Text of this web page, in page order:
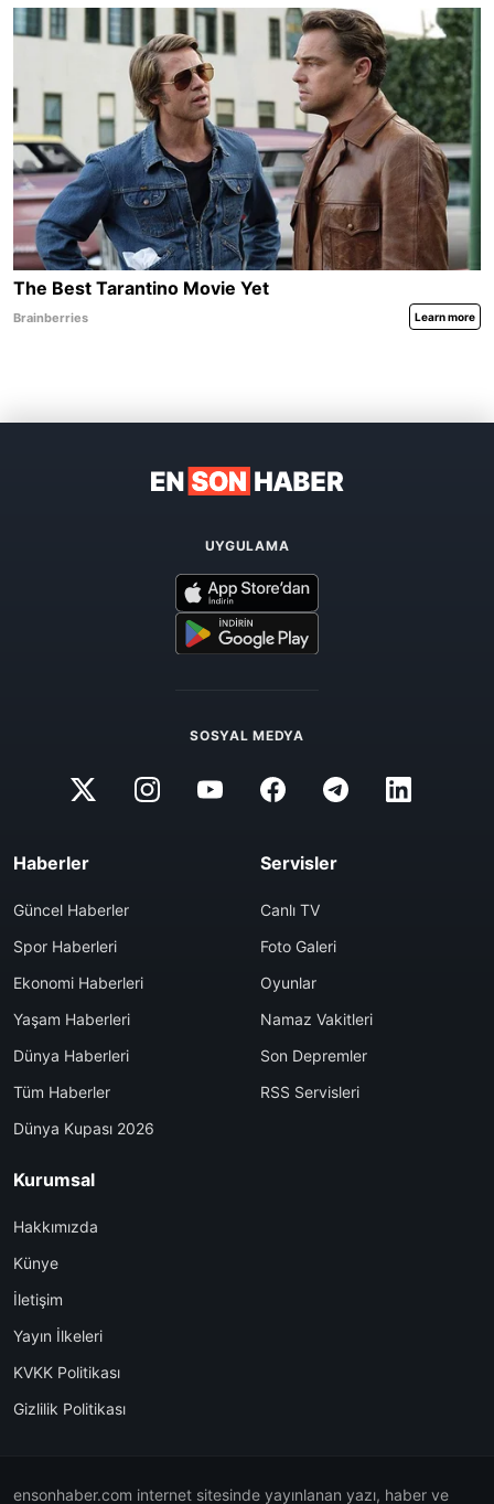
UYGULAMA
SOSYAL MEDYA
Haberler
Güncel Haberler
Spor Haberleri
Ekonomi Haberleri
Yaşam Haberleri
Dünya Haberleri
Tüm Haberler
Dünya Kupası 2026
Servisler
Canlı TV
Foto Galeri
Oyunlar
Namaz Vakitleri
Son Depremler
RSS Servisleri
Kurumsal
Hakkımızda
Künye
İletişim
Yayın İlkeleri
KVKK Politikası
Gizlilik Politikası
ensonhaber.com internet sitesinde yayınlanan yazı, haber ve